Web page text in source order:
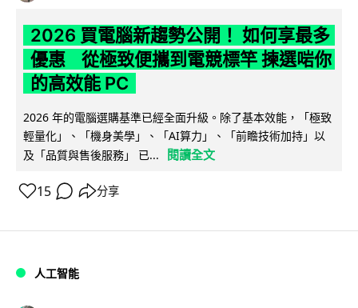
2026 買電腦新趨勢公開！ 如何享最多
優惠 從極致便攜到電競標竿 揀選啱你
的高效能 PC
2026 年的電腦選購基準已經全面升級。除了基本效能，「極致
輕量化」、「機身美學」、「AI算力」、「前瞻技術加持」以
及「品質與售後服務」 已...
閱讀全文
15 分享
人工智能